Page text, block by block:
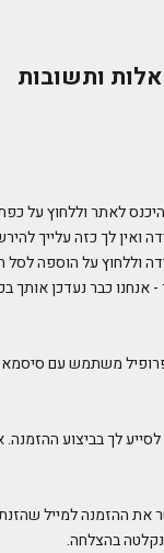
ותשובות
לאתר וללחוץ על
ואין לך כזה עלייך
וללחוץ על הוספה לסל
- אנחנו כבר נעדכן
משתמש עם
ההזמנה למייל
בהצלחה.